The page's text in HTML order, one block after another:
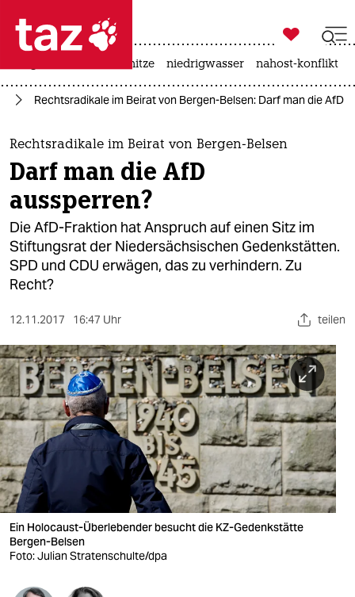
 taz zahl ich
taz zahl ich
themen
politik
öko
gesellschaft
kultur
sport
berlin
nord
wahrheit
verlag
verlag
veranstaltungen
shop
fragen & hilfe

taz zahl ich
hitze niedrigwasser nahost-konflikt
Rechtsradikale im Beirat von Bergen-Belsen: Darf man die AfD
Rechtsradikale im Beirat von Bergen-Belsen
Darf man die AfD
aussperren?
Die AfD-Fraktion hat Anspruch auf einen Sitz im
Stiftungsrat der Niedersächsischen Gedenkstätten.
SPD und CDU erwägen, das zu verhindern. Zu
Recht?
12.11.2017 16:47 Uhr teilen
Ein Holocaust-Überlebender besucht die KZ-Gedenkstätte
Bergen-Belsen
Foto: Julian Stratenschulte/dpa